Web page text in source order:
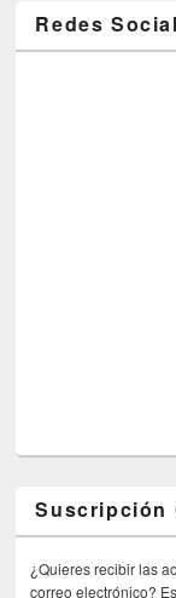
Redes
Suscripción
¿Quieres recibir las
correo electrónico?